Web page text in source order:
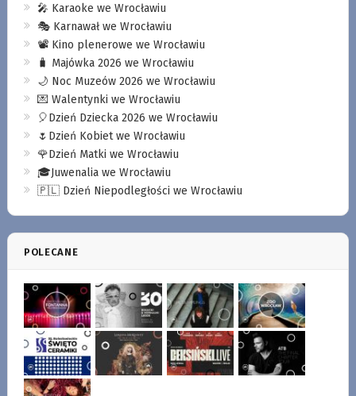
🎤 Karaoke we Wrocławiu
🎭 Karnawał we Wrocławiu
📽️ Kino plenerowe we Wrocławiu
🧳 Majówka 2026 we Wrocławiu
🌙 Noc Muzeów 2026 we Wrocławiu
💌 Walentynki we Wrocławiu
🎈Dzień Dziecka 2026 we Wrocławiu
🌷Dzień Kobiet we Wrocławiu
🌹Dzień Matki we Wrocławiu
🎓Juwenalia we Wrocławiu
🇵🇱 Dzień Niepodległości we Wrocławiu
POLECANE